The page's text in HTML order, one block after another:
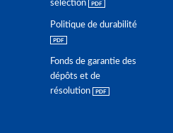
sélection
Politique de durabilité
Fonds de garantie des
dépôts et de
résolution